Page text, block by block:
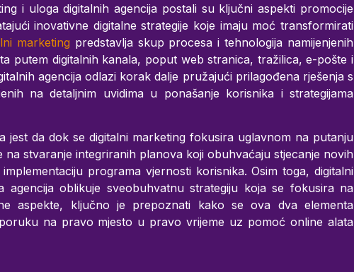
i uloga digitalnih agencija postali su ključni aspekti promocije
inovativne digitalne strategije koje imaju moć transformirati
marketing predstavlja skup procesa i tehnologija namijenjenih
putem digitalnih kanala, poput web stranica, tražilica, e-pošte i
agencija odlazi korak dalje pružajući prilagođena rješenja s
na detaljnim uvidima u ponašanje korisnika i strategijama
da dok se digitalni marketing fokusira uglavnom na putanju
stvaranje integriranih planova koji obuhvaćaju stjecanje novih
programa vjernosti korisnika. Osim toga, digitalni
agencija oblikuje sveobuhvatnu strategiju koja se fokusira na
aspekte, ključno je prepoznati kako se ova dva elementa
na pravo mjesto u pravo vrijeme uz pomoć online alata